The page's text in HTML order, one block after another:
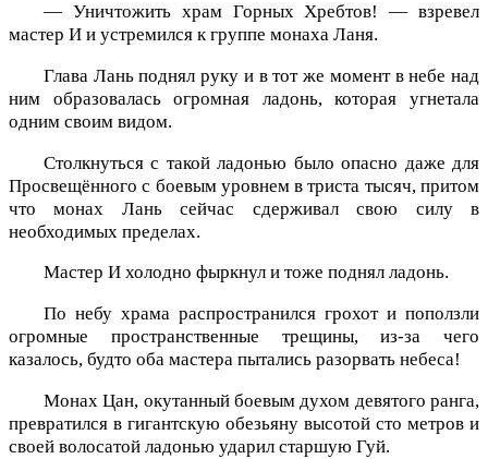
— Уничтожить храм Горных Хребтов! — взревел
мастер И и устремился к группе монаха Ланя.
Глава Лань поднял руку и в тот же момент в небе над
ним образовалась огромная ладонь, которая угнетала
одним своим видом.
Столкнуться с такой ладонью было опасно даже для
Просвещённого с боевым уровнем в триста тысяч, притом
что монах Лань сейчас сдерживал свою силу в
необходимых пределах.
Мастер И холодно фыркнул и тоже поднял ладонь.
По небу храма распространился грохот и поползли
огромные пространственные трещины, из-за чего
казалось, будто оба мастера пытались разорвать небеса!
Монах Цан, окутанный боевым духом девятого ранга,
превратился в гигантскую обезьяну высотой сто метров и
своей волосатой ладонью ударил старшую Гуй.